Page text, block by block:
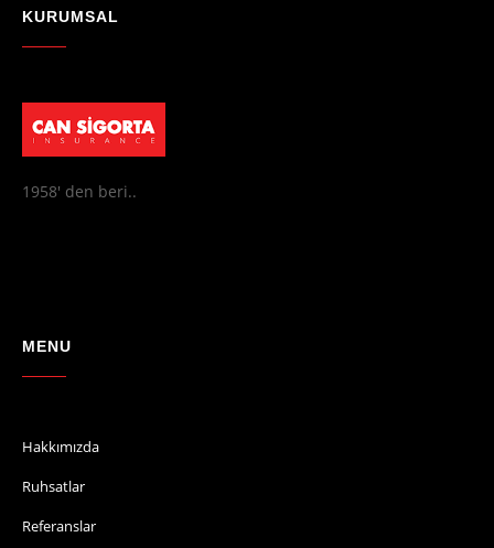
KURUMSAL
1958' den beri..
MENU
Hakkımızda
Ruhsatlar
Referanslar